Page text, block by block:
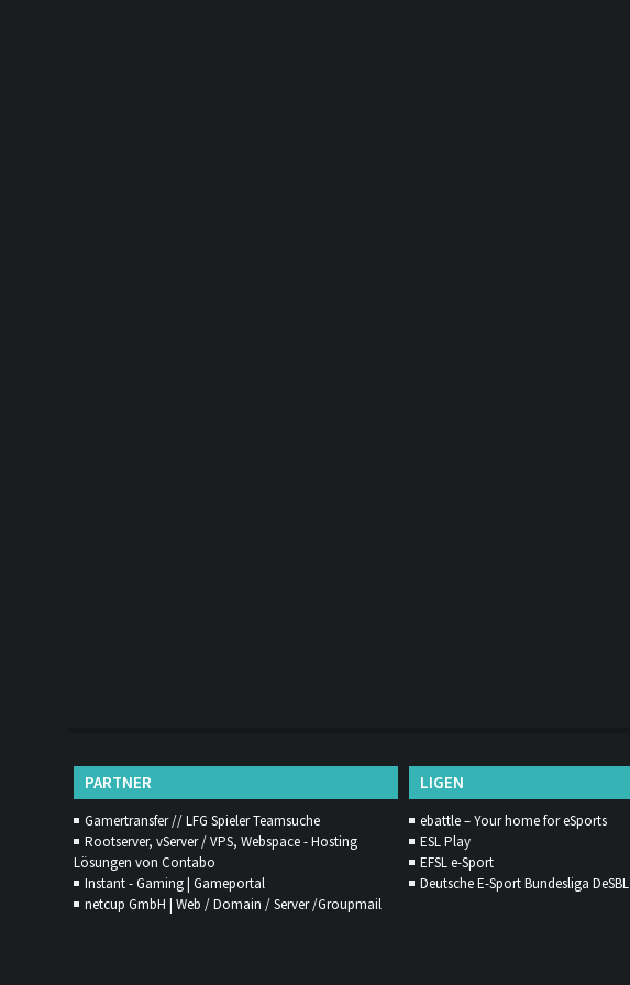
PARTNER
Gamertransfer // LFG Spieler Teamsuche
Rootserver, vServer / VPS, Webspace - Hosting
Lösungen von Contabo
Instant - Gaming | Gameportal
netcup GmbH | Web / Domain / Server /Groupmail
LIGEN
ebattle – Your home for eSports
ESL Play
EFSL e-Sport
Deutsche E-Sport Bundesliga DeSBL